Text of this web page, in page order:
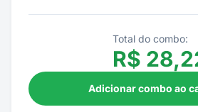
Total do combo:
R$
Adicionar combo ao